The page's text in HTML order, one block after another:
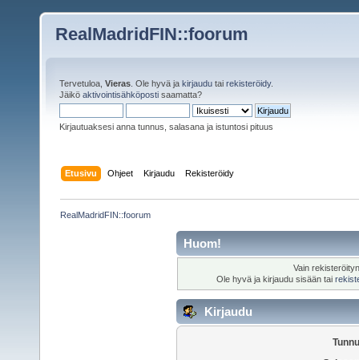
RealMadridFIN::foorum
Tervetuloa, Vieras . Ole hyvä ja kirjaudu tai rekisteröidy.
Jäikö aktivointisähköposti saamatta?
Kirjautuaksesi anna tunnus, salasana ja istuntosi pituus
Etusivu Ohjeet Kirjaudu Rekisteröidy
RealMadridFIN::foorum
Huom!
Vain
Ole hyvä ja kirjaudu sisään tai
Kirjaudu